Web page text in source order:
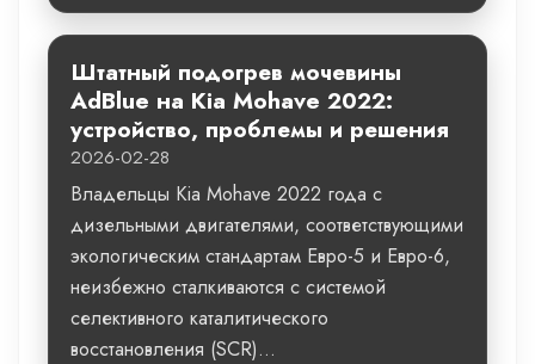
Штатный подогрев мочевины
AdBlue на Kia Mohave 2022:
устройство, проблемы и решения
2026-02-28
Владельцы Kia Mohave 2022 года с
дизельными двигателями, соответствующими
экологическим стандартам Евро-5 и Евро-6,
неизбежно сталкиваются с системой
селективного каталитического
восстановления (SCR)...